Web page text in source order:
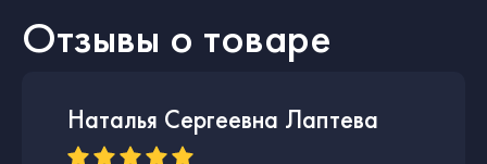
Отзывы о товаре
Наталья Сергеевна Лаптева